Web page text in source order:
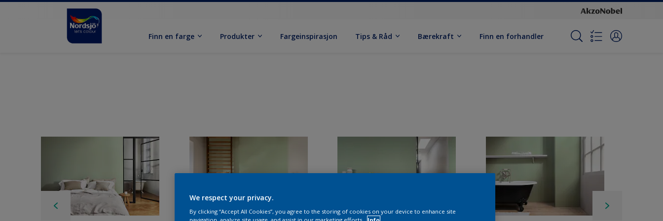
Finn en farge Produkter Fargeinspirasjon Tips & Råd Bærekraft Finn en forhandler
We respect your privacy.
By clicking “Accept All Cookies”, you agree to the storing of cookies on your device to enhance site